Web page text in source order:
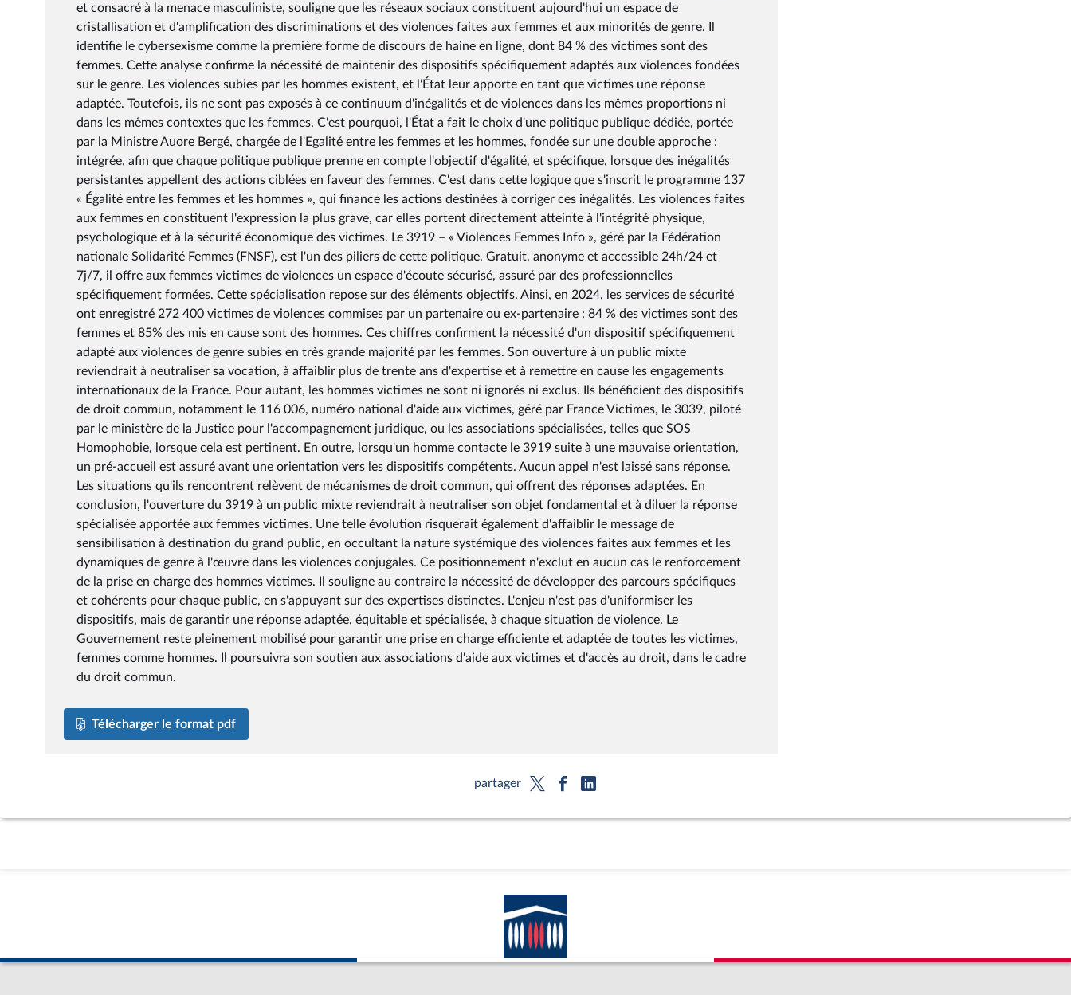
et consacré à la menace masculiniste, souligne que les réseaux sociaux constituent aujourd'hui un espace de
cristallisation et d'amplification des discriminations et des violences faites aux femmes et aux minorités de genre. Il
identifie le cybersexisme comme la première forme de discours de haine en ligne, dont 84 % des victimes sont des
femmes. Cette analyse confirme la nécessité de maintenir des dispositifs spécifiquement adaptés aux violences fondées
sur le genre. Les violences subies par les hommes existent, et l'État leur apporte en tant que victimes une réponse
adaptée. Toutefois, ils ne sont pas exposés à ce continuum d'inégalités et de violences dans les mêmes proportions ni
dans les mêmes contextes que les femmes. C'est pourquoi, l'État a fait le choix d'une politique publique dédiée, portée
par la Ministre Auore Bergé, chargée de l'Egalité entre les femmes et les hommes, fondée sur une double approche :
intégrée, afin que chaque politique publique prenne en compte l'objectif d'égalité, et spécifique, lorsque des inégalités
persistantes appellent des actions ciblées en faveur des femmes. C'est dans cette logique que s'inscrit le programme 137
« Égalité entre les femmes et les hommes », qui finance les actions destinées à corriger ces inégalités. Les violences faites
aux femmes en constituent l'expression la plus grave, car elles portent directement atteinte à l'intégrité physique,
psychologique et à la sécurité économique des victimes. Le 3919 – « Violences Femmes Info », géré par la Fédération
nationale Solidarité Femmes (FNSF), est l'un des piliers de cette politique. Gratuit, anonyme et accessible 24h/24 et
7j/7, il offre aux femmes victimes de violences un espace d'écoute sécurisé, assuré par des professionnelles
spécifiquement formées. Cette spécialisation repose sur des éléments objectifs. Ainsi, en 2024, les services de sécurité
ont enregistré 272 400 victimes de violences commises par un partenaire ou ex-partenaire : 84 % des victimes sont des
femmes et 85% des mis en cause sont des hommes. Ces chiffres confirment la nécessité d'un dispositif spécifiquement
adapté aux violences de genre subies en très grande majorité par les femmes. Son ouverture à un public mixte
reviendrait à neutraliser sa vocation, à affaiblir plus de trente ans d'expertise et à remettre en cause les engagements
internationaux de la France. Pour autant, les hommes victimes ne sont ni ignorés ni exclus. Ils bénéficient des dispositifs
de droit commun, notamment le 116 006, numéro national d'aide aux victimes, géré par France Victimes, le 3039, piloté
par le ministère de la Justice pour l'accompagnement juridique, ou les associations spécialisées, telles que SOS
Homophobie, lorsque cela est pertinent. En outre, lorsqu'un homme contacte le 3919 suite à une mauvaise orientation,
un pré-accueil est assuré avant une orientation vers les dispositifs compétents. Aucun appel n'est laissé sans réponse.
Les situations qu'ils rencontrent relèvent de mécanismes de droit commun, qui offrent des réponses adaptées. En
conclusion, l'ouverture du 3919 à un public mixte reviendrait à neutraliser son objet fondamental et à diluer la réponse
spécialisée apportée aux femmes victimes. Une telle évolution risquerait également d'affaiblir le message de
sensibilisation à destination du grand public, en occultant la nature systémique des violences faites aux femmes et les
dynamiques de genre à l'œuvre dans les violences conjugales. Ce positionnement n'exclut en aucun cas le renforcement
de la prise en charge des hommes victimes. Il souligne au contraire la nécessité de développer des parcours spécifiques
et cohérents pour chaque public, en s'appuyant sur des expertises distinctes. L'enjeu n'est pas d'uniformiser les
dispositifs, mais de garantir une réponse adaptée, équitable et spécialisée, à chaque situation de violence. Le
Gouvernement reste pleinement mobilisé pour garantir une prise en charge efficiente et adaptée de toutes les victimes,
femmes comme hommes. Il poursuivra son soutien aux associations d'aide aux victimes et d'accès au droit, dans le cadre
du droit commun.
Télécharger le format pdf
partager